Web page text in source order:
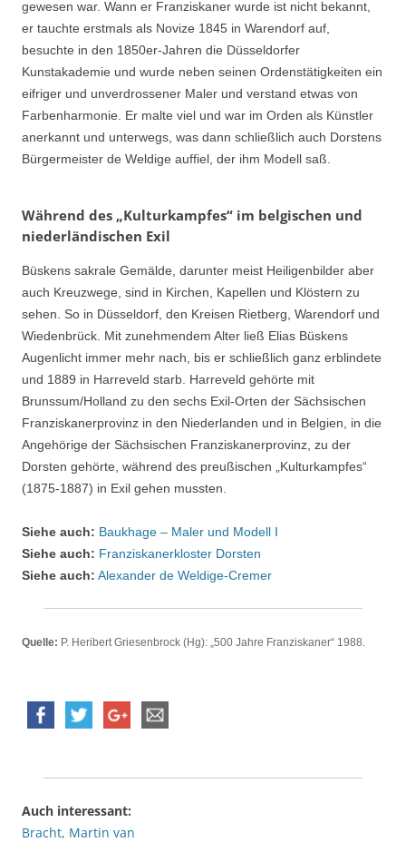
gewesen war. Wann er Franziskaner wurde ist nicht bekannt,
er tauchte erstmals als Novize 1845 in Warendorf auf,
besuchte in den 1850er-Jahren die Düsseldorfer
Kunstakademie und wurde neben seinen Ordenstätigkeiten ein
eifriger und unverdrossener Maler und verstand etwas von
Farbenharmonie. Er malte viel und war im Orden als Künstler
anerkannt und unterwegs, was dann schließlich auch Dorstens
Bürgermeister de Weldige auffiel, der ihm Modell saß.
Während des „Kulturkampfes“ im belgischen und
niederländischen Exil
Büskens sakrale Gemälde, darunter meist Heiligenbilder aber
auch Kreuzwege, sind in Kirchen, Kapellen und Klöstern zu
sehen. So in Düsseldorf, den Kreisen Rietberg, Warendorf und
Wiedenbrück. Mit zunehmendem Alter ließ Elias Büskens
Augenlicht immer mehr nach, bis er schließlich ganz erblindete
und 1889 in Harreveld starb. Harreveld gehörte mit
Brunssum/Holland zu den sechs Exil-Orten der Sächsischen
Franziskanerprovinz in den Niederlanden und in Belgien, in die
Angehörige der Sächsischen Franziskanerprovinz, zu der
Dorsten gehörte, während des preußischen „Kulturkampfes“
(1875-1887) in Exil gehen mussten.
Siehe auch: Baukhage – Maler und Modell I
Siehe auch: Franziskanerkloster Dorsten
Siehe auch: Alexander de Weldige-Cremer
Quelle: P. Heribert Griesenbrock (Hg): „500 Jahre Franziskaner“ 1988.
Auch interessant:
Bracht, Martin van